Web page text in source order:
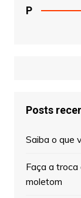
P
Posts
Saiba o que
Faça a troca
moletom